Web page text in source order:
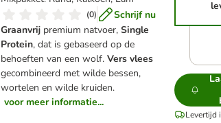
(0)
Schrijf nu
Graanvrijpremium natvoer, Single
Protein, dat is gebaseerd op de
behoeften van een wolf.Vers vlees
gecombineerd met wilde bessen,
wortelen en wilde kruiden.
voor meer informatie...
Levertijd